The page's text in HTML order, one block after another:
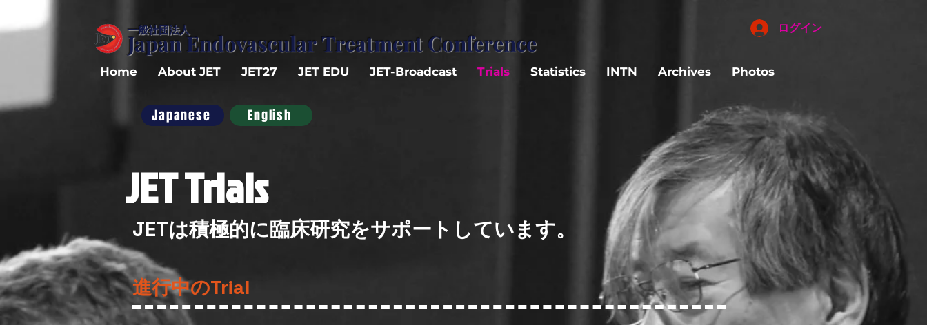
Home About JET JET27 JET EDU JET-Broadcast Trials Statistics INTN Archives Photos
ログイン
Japan EndovascularTreatment Conference
​一般社団法人
Japanese English
JET Trials​
JETは積極的に臨床研究をサポートしています。
​進行中のTrial